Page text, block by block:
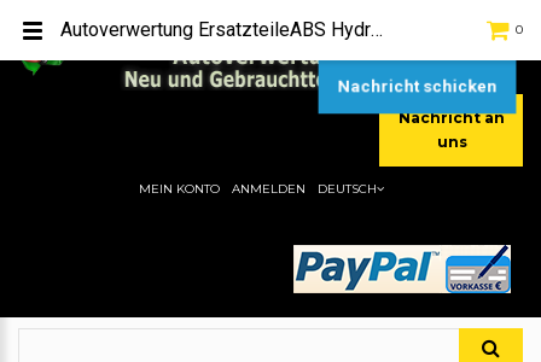
[+49] (0) 2232-5205
[+49] (0) 177 / 4080033
Nachricht an
uns
0
MEIN KONTO ANMELDEN DEUTSCH
Autoverwertung ErsatzteileABS Hydraulikblock Seat Ibiza 4 IV Bosch 6R0907379R 0265955006 6R0614517ADHier gibt es viele Autoersatzteile, günstigen Preise, gute Qualität
Nachricht schicken